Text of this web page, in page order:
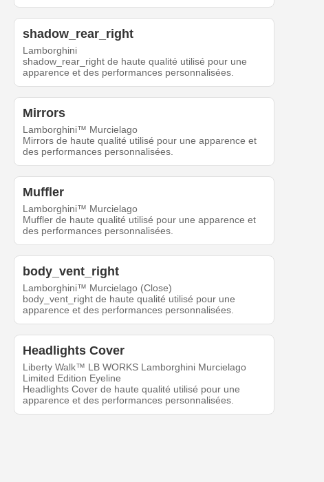
shadow_rear_right
Lamborghini
shadow_rear_right de haute qualité utilisé pour une
apparence et des performances personnalisées.
Mirrors
Lamborghini™ Murcielago
Mirrors de haute qualité utilisé pour une apparence et
des performances personnalisées.
Muffler
Lamborghini™ Murcielago
Muffler de haute qualité utilisé pour une apparence et
des performances personnalisées.
body_vent_right
Lamborghini™ Murcielago (Close)
body_vent_right de haute qualité utilisé pour une
apparence et des performances personnalisées.
Headlights Cover
Liberty Walk™ LB WORKS Lamborghini Murcielago
Limited Edition Eyeline
Headlights Cover de haute qualité utilisé pour une
apparence et des performances personnalisées.